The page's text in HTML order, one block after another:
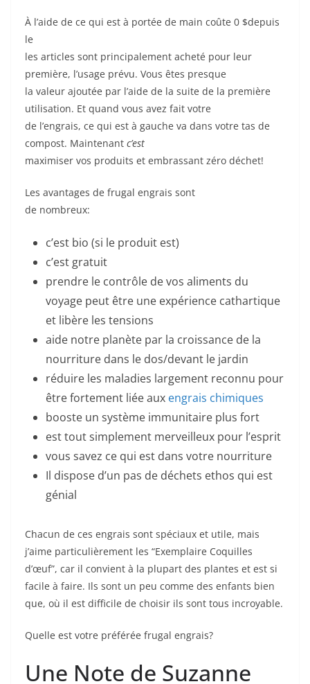
À l’aide de ce qui est à portée de main coûte 0 $depuis
le
les articles sont principalement acheté pour leur
première, l’usage prévu. Vous êtes presque
la valeur ajoutée par l’aide de la suite de la première
utilisation. Et quand vous avez fait votre
de l’engrais, ce qui est à gauche va dans votre tas de
compost. Maintenant c’est
maximiser vos produits et embrassant zéro déchet!
Les avantages de frugal engrais sont
de nombreux:
c’est bio (si le produit est)
c’est gratuit
prendre le contrôle de vos aliments du
voyage peut être une expérience cathartique
et libère les tensions
aide notre planète par la croissance de la
nourriture dans le dos/devant le jardin
réduire les maladies largement reconnu pour
être fortement liée aux engrais chimiques
booste un système immunitaire plus fort
est tout simplement merveilleux pour l’esprit
vous savez ce qui est dans votre nourriture
Il dispose d’un pas de déchets ethos qui est
génial
Chacun de ces engrais sont spéciaux et utile, mais
j’aime particulièrement les “Exemplaire Coquilles
d’œuf”, car il convient à la plupart des plantes et est si
facile à faire. Ils sont un peu comme des enfants bien
que, où il est difficile de choisir ils sont tous incroyable.
Quelle est votre préférée frugal engrais?
Une Note de Suzanne